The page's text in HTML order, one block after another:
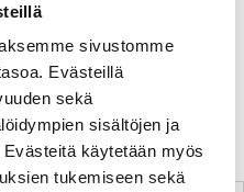
sivustomme
Evästeillä
sekä
sisältöjen ja
käytetään myös
tukemiseen sekä